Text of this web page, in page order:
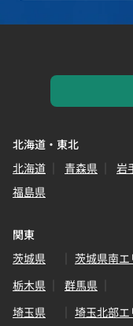
北海道・東北
北海道
青森県 岩
福島県
関東
茨城県
茨城県南エ
栃木県
群馬県
埼玉県
埼玉北部エ